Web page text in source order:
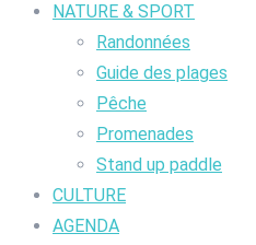
NATURE & SPORT
Randonnées
Guide des plages
Pêche
Promenades
Stand up paddle
CULTURE
AGENDA